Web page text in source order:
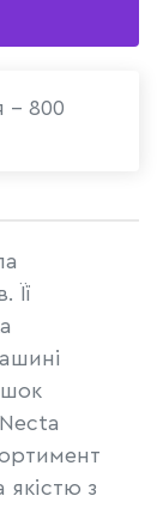
- 800
Її
якістю з